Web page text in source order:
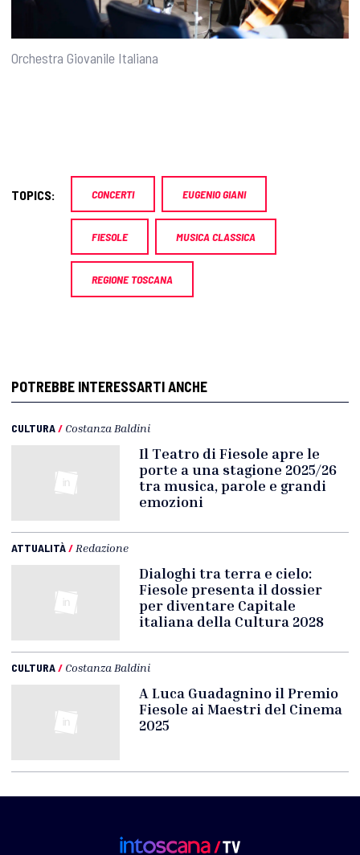
Orchestra Giovanile Italiana
TOPICS: CONCERTI EUGENIO GIANI
FIESOLE MUSICA CLASSICA
REGIONE TOSCANA
POTREBBE INTERESSARTI ANCHE
CULTURA/ Costanza Baldini
Il Teatro di Fiesole apre le
porte a una stagione 2025/26
tra musica, parole e grandi
emozioni
ATTUALITÀ/ Redazione
Dialoghi tra terra e cielo:
Fiesole presenta il dossier
per diventare Capitale
italiana della Cultura 2028
CULTURA/ Costanza Baldini
A Luca Guadagnino il Premio
Fiesole ai Maestri del Cinema
2025